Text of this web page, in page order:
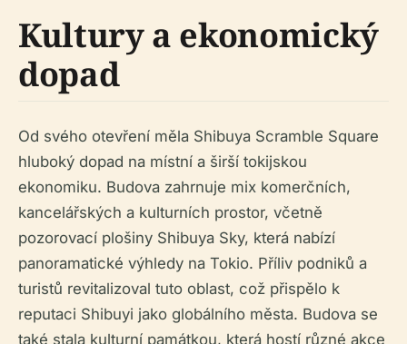
Kultury a ekonomický
dopad
Od svého otevření měla Shibuya Scramble Square
hluboký dopad na místní a širší tokijskou
ekonomiku. Budova zahrnuje mix komerčních,
kancelářských a kulturních prostor, včetně
pozorovací plošiny Shibuya Sky, která nabízí
panoramatické výhledy na Tokio. Příliv podniků a
turistů revitalizoval tuto oblast, což přispělo k
reputaci Shibuyi jako globálního města. Budova se
také stala kulturní památkou, která hostí různé akce